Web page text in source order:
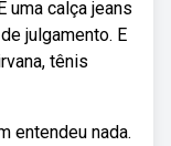
uma calça jeans
julgamento. E
tênis
entendeu nada.